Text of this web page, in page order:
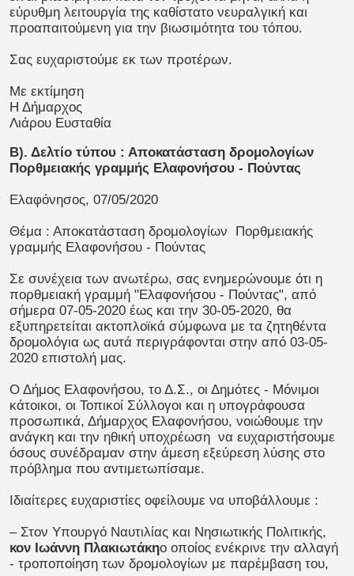
εύρυθμη λειτουργία της καθίστατο νευραλγική και
προαπαιτούμενη για την βιωσιμότητα του τόπου.
Σας ευχαριστούμε εκ των προτέρων.
Με εκτίμηση
Η Δήμαρχος
Λιάρου Ευσταθία
Β). Δελτίο τύπου : Αποκατάσταση δρομολογίων
Πορθμειακής γραμμής Ελαφονήσου - Πούντας
Ελαφόνησος, 07/05/2020
Θέμα : Αποκατάσταση δρομολογίων Πορθμειακής
γραμμής Ελαφονήσου - Πούντας
Σε συνέχεια των ανωτέρω, σας ενημερώνουμε ότι η
πορθμειακή γραμμή "Ελαφονήσου - Πούντας", από
σήμερα 07-05-2020 έως και την 30-05-2020, θα
εξυπηρετείται ακτοπλοϊκά σύμφωνα με τα ζητηθέντα
δρομολόγια ως αυτά περιγράφονται στην από 03-05-
2020 επιστολή μας.
Ο Δήμος Ελαφονήσου, το Δ.Σ., οι Δημότες - Μόνιμοι
κάτοικοι, οι Τοπικοί Σύλλογοι και η υπογράφουσα
προσωπικά, Δήμαρχος Ελαφονήσου, νοιώθουμε την
ανάγκη και την ηθική υποχρέωση να ευχαριστήσουμε
όσους συνέδραμαν στην άμεση εξεύρεση λύσης στο
πρόβλημα που αντιμετωπίσαμε.
Ιδιαίτερες ευχαριστίες οφείλουμε να υποβάλλουμε :
– Στον Υπουργό Ναυτιλίας και Νησιωτικής Πολιτικής,
κον Ιωάννη Πλακιωτάκηο οποίος ενέκρινε την αλλαγή
- τροποποίηση των δρομολογίων με παρέμβαση του,